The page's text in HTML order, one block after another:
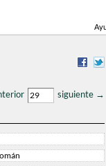
siguiente →